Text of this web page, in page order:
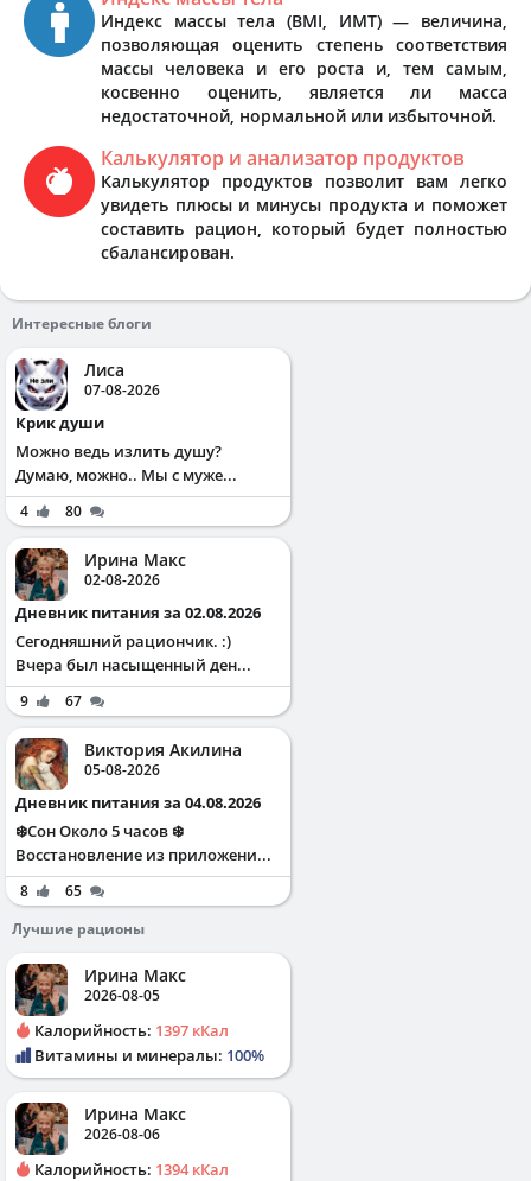
Индекс массы тела (BMI, ИМТ) — величина,
позволяющая оценить степень соответствия
массы человека и его роста и, тем самым,
косвенно оценить, является ли масса
недостаточной, нормальной или избыточной.
Калькулятор и анализатор продуктов
Калькулятор продуктов позволит вам легко
увидеть плюсы и минусы продукта и поможет
составить рацион, который будет полностью
сбалансирован.
Интересные блоги
Лиса
07-08-2026
Крик души
Можно ведь излить душу?
Думаю, можно.. Мы с муже...
4 80
Ирина Макс
02-08-2026
Дневник питания за 02.08.2026
Сегодняшний рациончик. :)
Вчера был насыщенный ден...
9 67
Виктория Акилина
05-08-2026
Дневник питания за 04.08.2026
❄️Сон Около 5 часов ❄️
Восстановление из приложени...
8
65
Лучшие рационы
Ирина Макс
2026-08-05
Калорийность: 1397 кКал
Витамины и минералы: 100%
Ирина Макс
2026-08-06
Калорийность: 1394 кКал